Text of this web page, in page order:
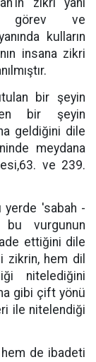
zikri yani
görev ve
kulların
insana zikri
bir şeyin
bir şeyin
geldiğini dile
meydana
ve 239.
yerde 'sabah -
bu vurgunun
ettiğini dile
zikrin, hem dil
nitelediğini
gibi çift yönü
ile nitelendiği
hem de ibadeti